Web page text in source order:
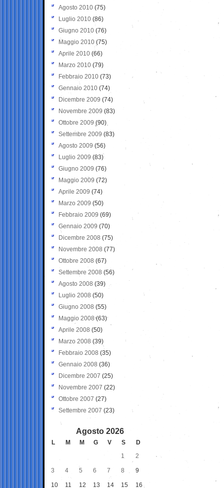
Agosto 2010 (75)
Luglio 2010 (86)
Giugno 2010 (76)
Maggio 2010 (75)
Aprile 2010 (66)
Marzo 2010 (79)
Febbraio 2010 (73)
Gennaio 2010 (74)
Dicembre 2009 (74)
Novembre 2009 (83)
Ottobre 2009 (90)
Settembre 2009 (83)
Agosto 2009 (56)
Luglio 2009 (83)
Giugno 2009 (76)
Maggio 2009 (72)
Aprile 2009 (74)
Marzo 2009 (50)
Febbraio 2009 (69)
Gennaio 2009 (70)
Dicembre 2008 (75)
Novembre 2008 (77)
Ottobre 2008 (67)
Settembre 2008 (56)
Agosto 2008 (39)
Luglio 2008 (50)
Giugno 2008 (55)
Maggio 2008(63)
Aprile 2008 (50)
Marzo 2008 (39)
Febbraio 2008 (35)
Gennaio 2008 (36)
Dicembre 2007 (25)
Novembre 2007 (22)
Ottobre 2007 (27)
Settembre 2007 (23)
Agosto 2026
L M M G V S
D
1
2
3 4 5 6 7 8 9
10 11 12 13 14 15 16